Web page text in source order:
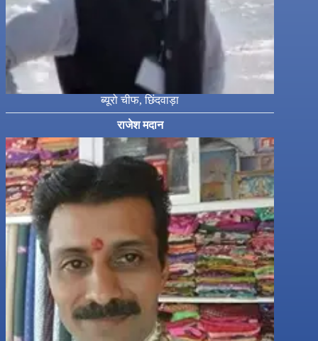
ब्यूरो चीफ, छिंदवाड़ा
राजेश मदान